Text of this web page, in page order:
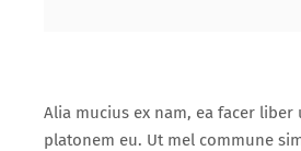
Alia mucius ex nam, ea facer liber
platonem eu. Ut mel commune